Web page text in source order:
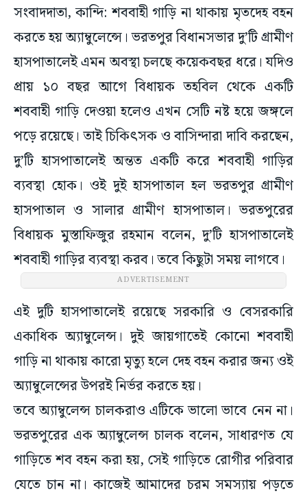
সংবাদদাতা, কান্দি: শববাহী গাড়ি না থাকায় মৃতদেহ বহন
করতে হয় অ্যাম্বুলেন্সে। ভরতপুর বিধানসভার দু’টি গ্রামীণ
হাসপাতালেই এমন অবস্থা চলছে কয়েকবছর ধরে। যদিও
প্রায় ১০ বছর আগে বিধায়ক তহবিল থেকে একটি
শববাহী গাড়ি দেওয়া হলেও এখন সেটি নষ্ট হয়ে জঙ্গলে
পড়ে রয়েছে। তাই চিকিৎসক ও বাসিন্দারা দাবি করছেন,
দু’টি হাসপাতালেই অন্তত একটি করে শববাহী গাড়ির
ব্যবস্থা হোক। ওই দুই হাসপাতাল হল ভরতপুর গ্রামীণ
হাসপাতাল ও সালার গ্রামীণ হাসপাতাল। ভরতপুরের
বিধায়ক মুস্তাফিজুর রহমান বলেন, দু’টি হাসপাতালেই
শববাহী গাড়ির ব্যবস্থা করব। তবে কিছুটা সময় লাগবে।
ADVERTISEMENT
এই দুটি হাসপাতালেই রয়েছে সরকারি ও বেসরকারি
একাধিক অ্যাম্বুলেন্স। দুই জায়গাতেই কোনো শববাহী
গাড়ি না থাকায় কারো মৃত্যু হলে দেহ বহন করার জন্য ওই
অ্যাম্বুলেন্সের উপরই নির্ভর করতে হয়।
তবে অ্যাম্বুলেন্স চালকরাও এটিকে ভালো ভাবে নেন না।
ভরতপুরের এক অ্যাম্বুলেন্স চালক বলেন, সাধারণত যে
গাড়িতে শব বহন করা হয়, সেই গাড়িতে রোগীর পরিবার
যেতে চান না। কাজেই আমাদের চরম সমস্যায় পড়তে